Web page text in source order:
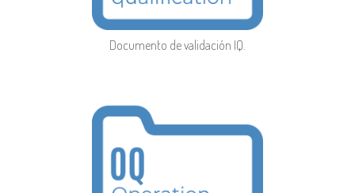
Documento de validación IQ.